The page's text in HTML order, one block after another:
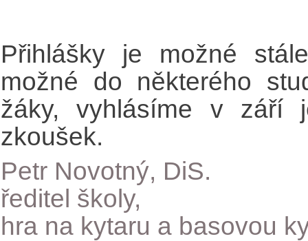
Přihlášky je možné
možné do některého
žáky, vyhlásíme v září
zkoušek.
Petr Novotný, DiS.
ředitel školy,
hra na kytaru a basovou